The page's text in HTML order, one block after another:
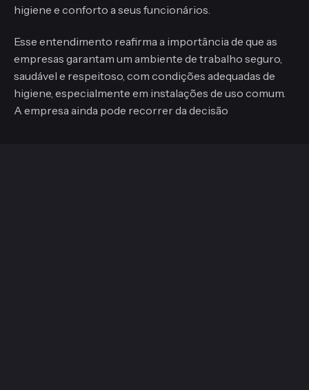
higiene e conforto a seus funcionários.
Esse entendimento reafirma a importância de que as
empresas garantam um ambiente de trabalho seguro,
saudável e respeitoso, com condições adequadas de
higiene, especialmente em instalações de uso comum.
A empresa ainda pode recorrer da decisão